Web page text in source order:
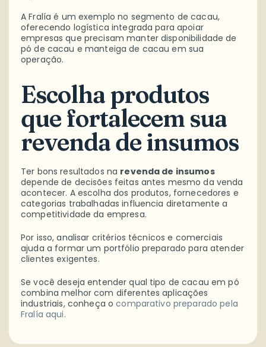
A Fralía é um exemplo no segmento de cacau,
oferecendo logística integrada para apoiar
empresas que precisam manter disponibilidade de
pó de cacau e manteiga de cacau em sua
operação.
Escolha produtos
que fortalecem sua
revenda de insumos
Ter bons resultados na revenda de insumos
depende de decisões feitas antes mesmo da venda
acontecer. A escolha dos produtos, fornecedores e
categorias trabalhadas influencia diretamente a
competitividade da empresa.
Por isso, analisar critérios técnicos e comerciais
ajuda a formar um portfólio preparado para atender
clientes exigentes.
Se você deseja entender qual tipo de cacau em pó
combina melhor com diferentes aplicações
industriais, conheça ocomparativo preparado pela
Fralía aqui.